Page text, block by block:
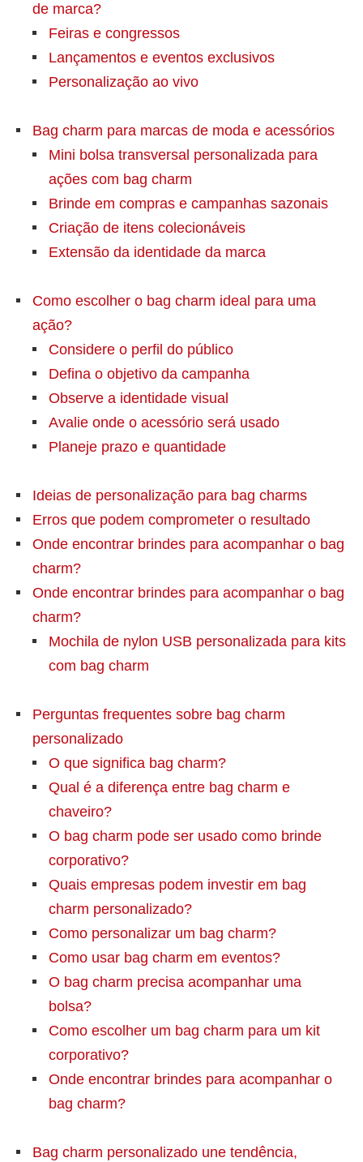
de marca?
Feiras e congressos
Lançamentos e eventos exclusivos
Personalização ao vivo
Bag charm para marcas de moda e acessórios
Mini bolsa transversal personalizada para
ações com bag charm
Brinde em compras e campanhas sazonais
Criação de itens colecionáveis
Extensão da identidade da marca
Como escolher o bag charm ideal para uma
ação?
Considere o perfil do público
Defina o objetivo da campanha
Observe a identidade visual
Avalie onde o acessório será usado
Planeje prazo e quantidade
Ideias de personalização para bag charms
Erros que podem comprometer o resultado
Onde encontrar brindes para acompanhar o bag
charm?
Onde encontrar brindes para acompanhar o bag
charm?
Mochila de nylon USB personalizada para kits
com bag charm
Perguntas frequentes sobre bag charm
personalizado
O que significa bag charm?
Qual é a diferença entre bag charm e
chaveiro?
O bag charm pode ser usado como brinde
corporativo?
Quais empresas podem investir em bag
charm personalizado?
Como personalizar um bag charm?
Como usar bag charm em eventos?
O bag charm precisa acompanhar uma
bolsa?
Como escolher um bag charm para um kit
corporativo?
Onde encontrar brindes para acompanhar o
bag charm?
Bag charm personalizado une tendência,